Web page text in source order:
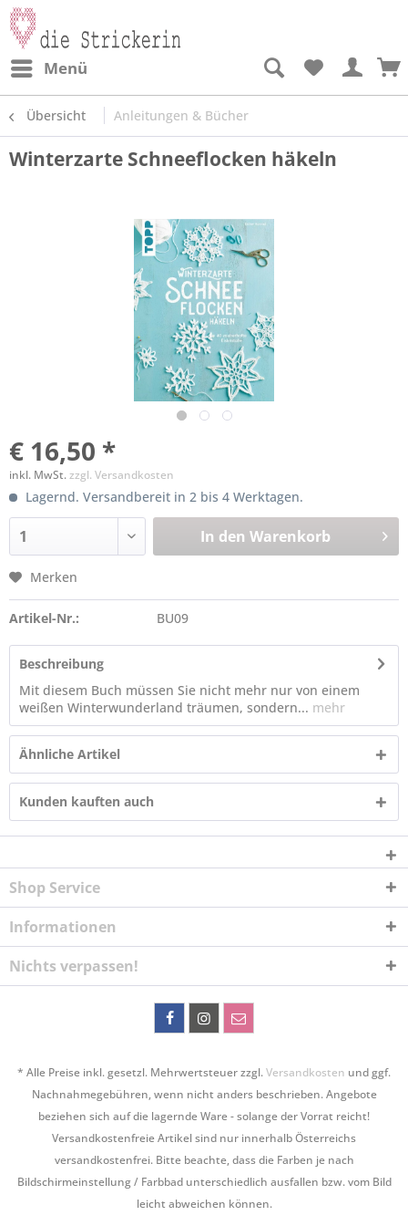
Menü
Übersicht Anleitungen & Bücher
Winterzarte Schneeflocken häkeln
€ 16,50 *
inkl. MwSt.zzgl. Versandkosten
Lagernd. Versandbereit in 2 bis 4 Werktagen.
In den Warenkorb
Merken
Artikel-Nr.: BU09
Beschreibung
Mit diesem Buch müssen Sie nicht mehr nur von einem
weißen Winterwunderland träumen, sondern... mehr
Ähnliche Artikel
Kunden kauften auch
Shop Service
Informationen
Nichts verpassen!
* Alle Preise inkl. gesetzl. Mehrwertsteuer zzgl.Versandkosten und ggf.
Nachnahmegebühren, wenn nicht anders beschrieben. Angebote
beziehen sich auf die lagernde Ware - solange der Vorrat reicht!
Versandkostenfreie Artikel sind nur innerhalb Österreichs
versandkostenfrei. Bitte beachte, dass die Farben je nach
Bildschirmeinstellung / Farbbad unterschiedlich ausfallen bzw. vom Bild
leicht abweichen können.